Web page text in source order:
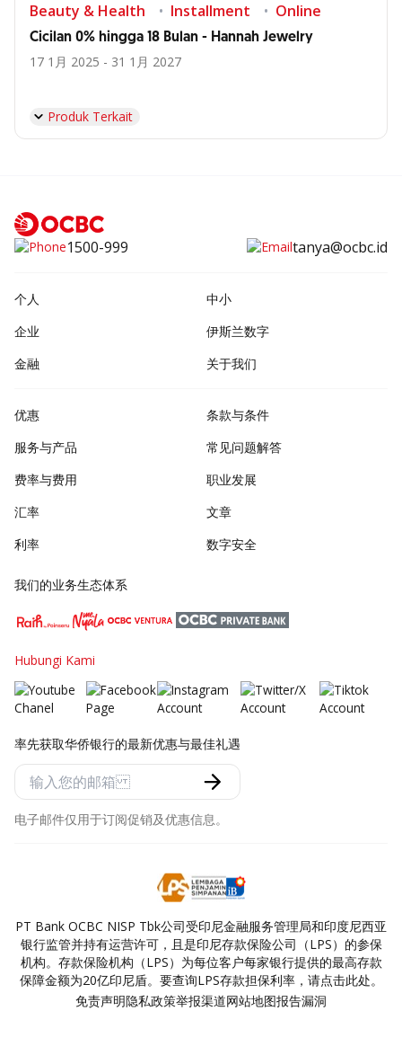
Beauty & Health Installment Online
Cicilan 0% hingga 18 Bulan - Hannah Jewelry
17 1月 2025 - 31 1月 2027
Produk Terkait
1500-999 tanya@ocbc.id
个人
中小
企业
伊斯兰数字
金融
关于我们
优惠
服务与产品
费率与费用
汇率
利率
条款与条件
常见问题解答
职业发展
文章
数字安全
我们的业务生态体系
Hubungi Kami
率先获取华侨银行的最新优惠与最佳礼遇
电子邮件仅用于订阅促销及优惠信息。
PT Bank OCBC NISP Tbk公司受印尼金融服务管理局和印度尼西亚
银行监管并持有运营许可，且是印尼存款保险公司（LPS）的参保
机构。存款保险机构（LPS）为每位客户每家银行提供的最高存款
保障金额为20亿印尼盾。要查询LPS存款担保利率，请点击此处。
免责声明隐私政策举报渠道网站地图报告漏洞